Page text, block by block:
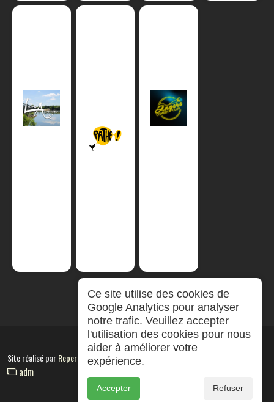
Site réalisé parRepereCom
adm
Ce site utilise des cookies de
Google Analytics pour analyser
notre trafic. Veuillez accepter
l'utilisation des cookies pour nous
aider à améliorer votre
expérience.
Accepter Refuser